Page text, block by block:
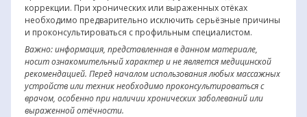
коррекции. При хронических или выраженных отёках
необходимо предварительно исключить серьёзные причины
и проконсультироваться с профильным специалистом.
Важно: информация, представленная в данном материале,
носит ознакомительный характер и не является медицинской
рекомендацией. Перед началом использования любых массажных
устройств или техник необходимо проконсультироваться с
врачом, особенно при наличии хронических заболеваний или
выраженной отёчности.